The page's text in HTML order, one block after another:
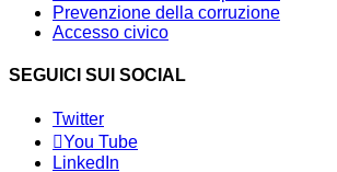
Prevenzione della corruzione
Accesso civico
SEGUICI SUI SOCIAL
Twitter
You Tube
LinkedIn